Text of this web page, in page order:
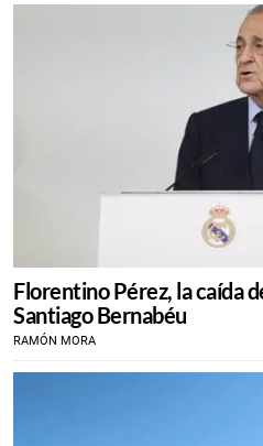
Florentino Pérez, la caída
Santiago Bernabéu
RAMÓN MORA